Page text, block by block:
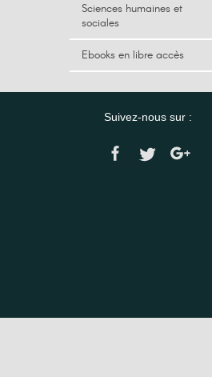
Sciences humaines et
sociales
Ebooks en libre accès
Suivez-nous sur :